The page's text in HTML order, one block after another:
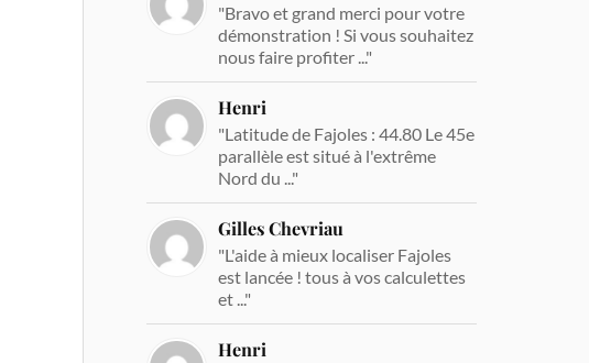
"Bravo et grand merci pour votre
démonstration ! Si vous souhaitez
nous faire profiter ..."
Henri
"Latitude de Fajoles : 44.80 Le 45e
parallèle est situé à l'extrême
Nord du ..."
Gilles Chevriau
"L'aide à mieux localiser Fajoles
est lancée ! tous à vos calculettes
et ..."
Henri